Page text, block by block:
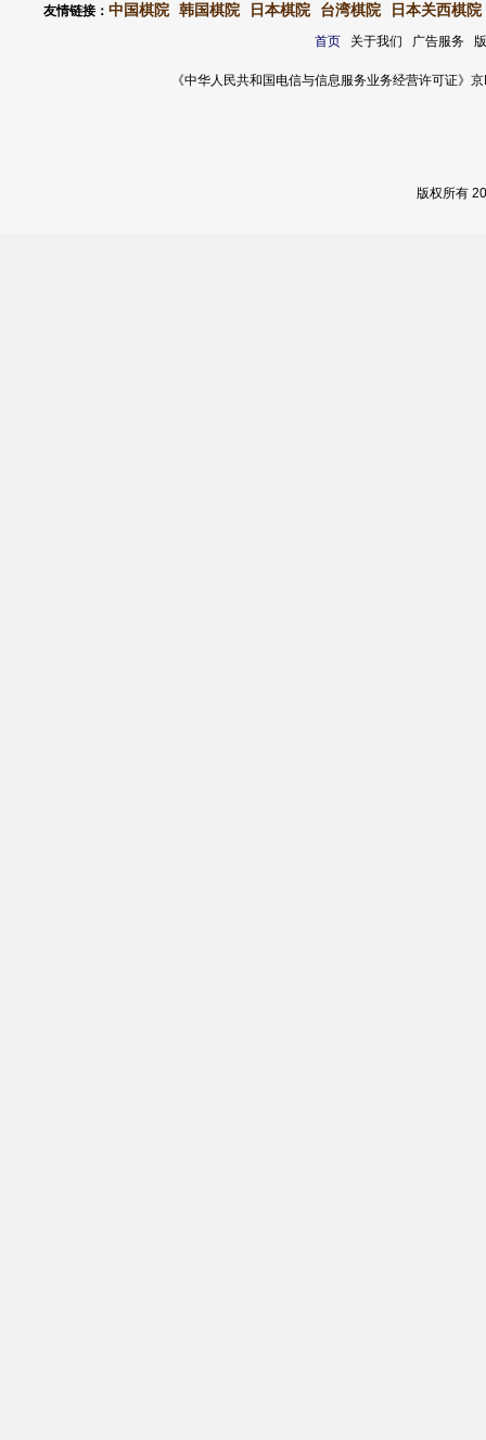
友情链接： 中国棋院 韩国棋院 日本棋院 台湾棋院 日本关西棋院
首页关于我们 广告服务
《中华人民共和国电信与信息服务业务经营许可证
版权所有